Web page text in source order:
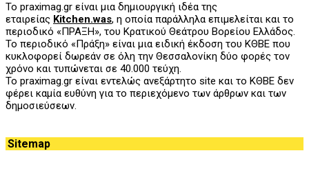
Το praximag.gr είναι μια δημιουργική ιδέα της
εταιρείας Kitchen.was, η οποία παράλληλα επιμελείται και το
περιοδικό «ΠΡΑΞΗ», του Kρατικού Θεάτρου Βορείου Ελλάδος.
Το περιοδικό «Πράξη» είναι μια ειδική έκδοση του ΚΘΒΕ που
κυκλοφορεί δωρεάν σε όλη την Θεσσαλονίκη δύο φορές τον
χρόνο και τυπώνεται σε 40.000 τεύχη.
Το praximag.gr είναι εντελώς ανεξάρτητο site και το ΚΘΒΕ δεν
φέρει καμία ευθύνη για το περιεχόμενο των άρθρων και των
δημοσιεύσεων.
Sitemap